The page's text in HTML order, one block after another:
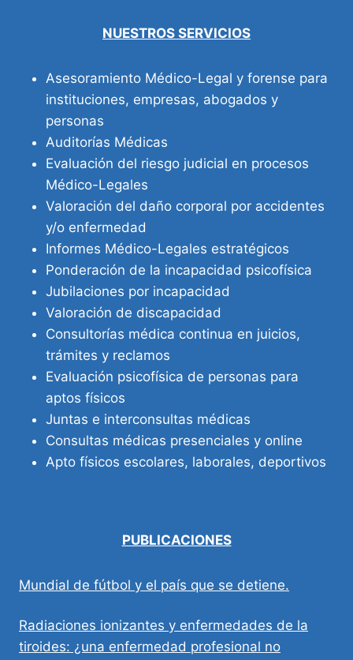
NUESTROS SERVICIOS
Asesoramiento Médico-Legal y forense para
instituciones, empresas, abogados y
personas
Auditorías Médicas
Evaluación del riesgo judicial en procesos
Médico-Legales
Valoración del daño corporal por accidentes
y/o enfermedad
Informes Médico-Legales estratégicos
Ponderación de la incapacidad psicofísica
Jubilaciones por incapacidad
Valoración de discapacidad
Consultorías médica continua en juicios,
trámites y reclamos
Evaluación psicofísica de personas para
aptos físicos
Juntas e interconsultas médicas
Consultas médicas presenciales y online
Apto físicos escolares, laborales, deportivos
PUBLICACIONES
Mundial de fútbol y el país que se detiene.
Radiaciones ionizantes y enfermedades de la
tiroides: ¿una enfermedad profesional no